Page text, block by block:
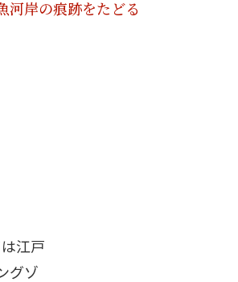
河岸の痕跡をたどる